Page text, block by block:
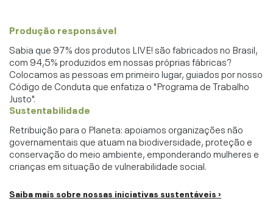
Produção responsável
Sabia que 97% dos produtos LIVE! são fabricados no Brasil,
com 94,5% produzidos em nossas próprias fábricas?
Colocamos as pessoas em primeiro lugar, guiados por nosso
Código de Conduta que enfatiza o "Programa de Trabalho
Justo".
Sustentabilidade
Retribuição para o Planeta: apoiamos organizações não
governamentais que atuam na biodiversidade, proteção e
conservação do meio ambiente, emponderando mulheres e
crianças em situação de vulnerabilidade social.
Saiba mais sobre nossas iniciativas sustentáveis ›